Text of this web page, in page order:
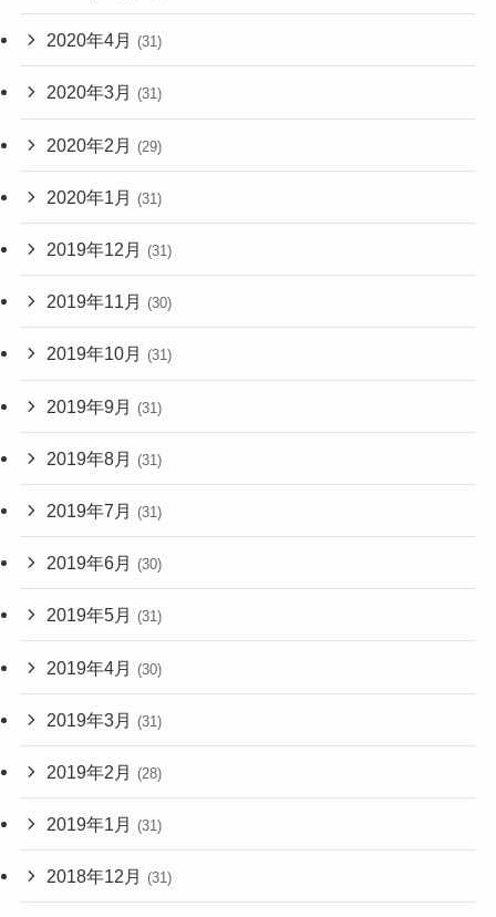
2020年4月 (31)
2020年3月 (31)
2020年2月 (29)
2020年1月 (31)
2019年12月 (31)
2019年11月 (30)
2019年10月 (31)
2019年9月 (31)
2019年8月 (31)
2019年7月 (31)
2019年6月 (30)
2019年5月 (31)
2019年4月 (30)
2019年3月 (31)
2019年2月 (28)
2019年1月 (31)
2018年12月 (31)